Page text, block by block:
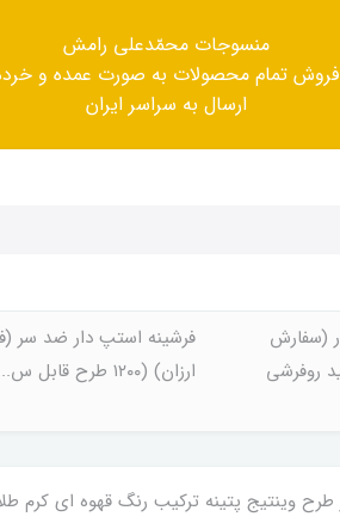
منسوجات محمّدعلی رامش
فروش تمام محصولات به صورت عمده و
ارسال به سراسر ایران
(سفارش
روفرشی
فرشینه استپ دار ضد سر
ارزان) (۱۲۰۰ طرح قابل س...
پتینه ترکیب رنگ قهوه ای کرم طلایی